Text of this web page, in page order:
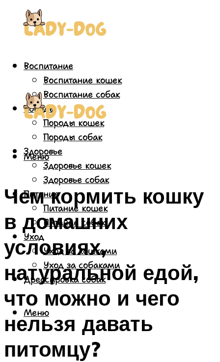
Воспитание
Воспитание кошек
Воспитание собак
Породы
Породы кошек
Породы собак
Здоровье
Здоровье кошек
Здоровье собак
Питание
Питание кошек
Питание собак
Уход
Уход за кошками
Уход за собаками
Дрессировка собак
Меню
Меню
Чем кормить кошку
в домашних
условиях,
натуральной едой,
что можно и чего
нельзя давать
питомцу?